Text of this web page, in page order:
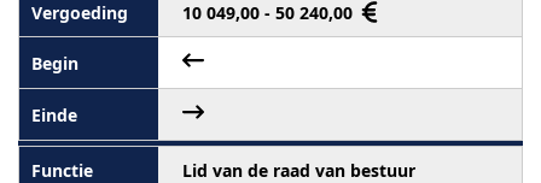
10 049,00 - 50 240,00
Lid van de raad van bestuur